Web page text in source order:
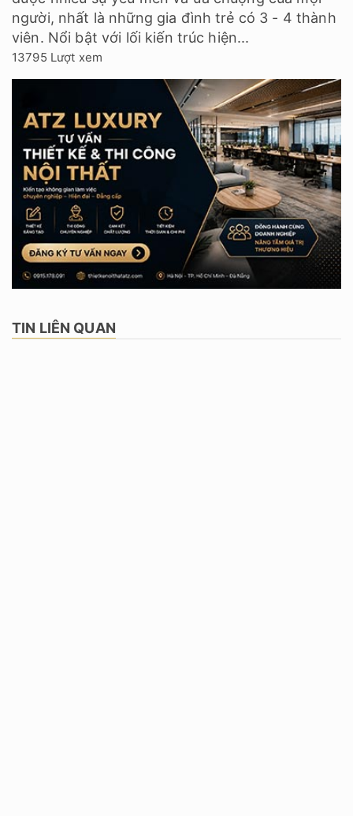
người, nhất là những gia đình trẻ có 3 - 4 thành
viên. Nổi bật với lối kiến trúc hiện...
13795 Lượt xem
TIN LIÊN QUAN